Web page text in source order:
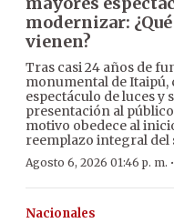
modernizar:
vienen?
Tras casi 24 años de
monumental de
espectáculo de luces y
presentación al público
motivo obedece al
reemplazo integral del
Agosto 6, 2026 01:46 p. m. ·
Nacionales